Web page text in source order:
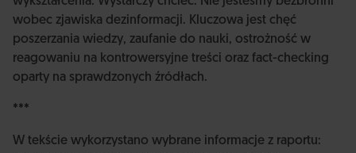
wobec zjawiska dezinformacji. Kluczowa jest chęć
poszerzania wiedzy, zaufanie do nauki, ostrożność w
reagowaniu na kontrowersyjne treści oraz fact-checking
oparty na sprawdzonych źródłach.
***
W tekście wykorzystano wybrane informacje z raportu: